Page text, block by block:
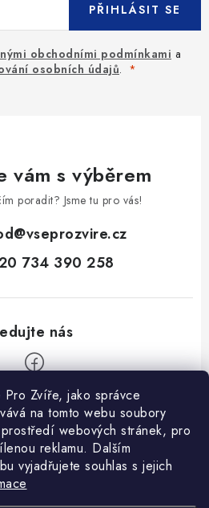
Zvíře, jako správce
na tomto webu soubory
webových stránek, pro
reklamu. Dalším
vyjadřujete souhlas s jejich
obchodními podmínkami a
osobních údajů.
PŘIHLÁSIT SE
vám s výběrem
poradit? Jsme tu pro vás!
@vseprozvire.cz
734 390 258